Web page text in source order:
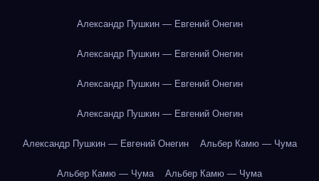
Александр Пушкин — Евгений Онегин
Александр Пушкин — Евгений Онегин
Александр Пушкин — Евгений Онегин
Александр Пушкин — Евгений Онегин
Александр Пушкин — Евгений Онегин Альбер Камю — Чума
Альбер Камю — Чума Альбер Камю — Чума